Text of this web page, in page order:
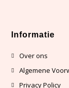
Informatie
Over ons
Algemene
Privacy Policy